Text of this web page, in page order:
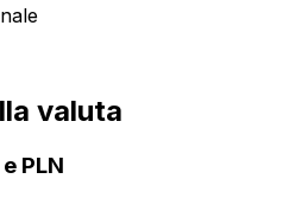
valuta
PLN